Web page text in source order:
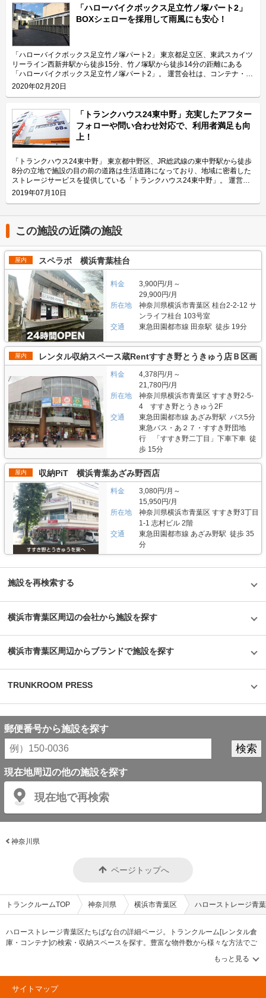
ージ北上野」の特長を教えてください。 東京メトロ日比谷線の入谷駅から
徒歩4分、JR山手線の鶯谷駅から徒歩10分の場所に位置する「ハローバイク
ガレージ北上野」。駅近なバイク駐車スペースであり、24時間365日ご利用
頂けます。広さ2.25帖・幅130cm・奥行き270cmのスペースをご用意して
おり、大型バイクの駐車にも対応可能です。また、屋内型トランクルーム
「ハローストレージ北上野」と隣接していてパーツやメンテナンス用品の収
納にご利用頂けます。ツーリングにお出掛する際にも大変便利です。 主に
どんな方がご利用されているのでしょうか？ 主に入谷駅周辺エリアを中心
とした近隣エリアの方々にご利用頂いています。「ハローバイクガレージ北
上野」は鶯谷や上野、稲荷町、田原町などからもアクセス良好なバイク専用
施設なので、近隣エリアのライダーから人気があります。大きめの駐車スペ
ースのため、アメリカンクルーザー、レーサー・スポーツタイプ、ビッグス
クーターなど、高級車や大型車の保管にもご利用頂いております。 セキュ
リティや安全面について教えてください。 「ハローバイクガレージ北上
野」は屋内タイプで雨風を防ぐことができ、また、電動シャッターや防犯カ
メラなどを設置しているためセキュリテイ面もしっかりしているので、盗難
やイタズラから愛車を守りたい、大切なバイクを雨風で汚したくない方にお
すすめです。 費用や契約について教えてください。 月額17,400円（税込）
の価格でバイク1台を駐車できます。施設の詳細な仕様については事前内覧
をおすすめ致します。ご契約の前に駐車スペースや立地など確認頂けます。
契約時はバイクのメーカー・車種・ナンバーを確認していますが、これから
バイクを購入する方はお問い合わせの際にお知らせください。時期によって
は使用料や事務手数料がお得になるキャンペーンも実施していますので、
LIFULLトランクルームのメール又は電話にてお問い合わせください。 編集
後記 「ハローバイクガレージ北上野」は駅から近くて万全なセキュリティ
はお早めにお問い合わせした方が良さそうだ。 運営会社は東証マザーズ上
場企業でもあるエリアリンク株式会社。2016年頃、西東京エリアで試験的
にはじめた駐車場タイプのバイクパーキングは当初ここまでの拡大を予想し
ていなかったとのことだが、順調に拡大を続け、現在、都内を中心に1,000
台分ほどスペースを管理している（2020年1月現在）。その運営ノウハウが
ある「ハローバイクガレージ北上野」は、誰もが安心して利用できる施設な
ので、愛車を守りたい近隣エリアの方は要チェックなスポットではないかと
思った。
「ハローバイクボックス足立竹ノ塚パート2」
BOXシェローを採用して雨風にも安心！
「ハローバイクボックス足立竹ノ塚パート2」 東京都足立区、東武スカイツ
リーライン西新井駅から徒歩15分、竹ノ塚駅から徒歩14分の距離にある
「ハローバイクボックス足立竹ノ塚パート2」。 運営会社は、コンテナ・ス
トレージ業界でトップレベルのシェアを誇り、東証マザーズにも上場してい
るエリアリンク株式会社です。 今回は、エリアリンク株式会社が運営して
ご紹介致します。 「ハローバイクボックス足立竹ノ塚パート2」の特長を教
えてください。 ボックスタイプの「ハローバイクボックス足立竹ノ塚パー
ト2」は、国道4号線から車でアクセスしやすい立地にある施設です。 広さ2
帖・幅110cm・奥行き252cm・高さ197cmのバイクボックスが17室ご用意
しており、24時間365日自由にご利用頂けます。 エリアリンク株式会社の
「ハローバイクボックス」は全国のライダー様から愛されているBOXシェ
ローを採用した施設のため、風雨による汚れや浸食に強いのが特長です。幅
広いラダーレールが付いており、バイクの乗り入れが簡単です。また、ボッ
クス内には棚を設置しておりますので、ヘルメットなどの小物を置くことも
可能です。パーツやメンテナンス用品も収納できるのでとても便利です。
主にどんな方がご利用されているのでしょうか？ 東武伊勢崎線やつくばエ
クスプレス線が通る足立区内にお住いのライダーの方を中心にご利用頂いて
おります。主にアメリカンクルーザーやビッグスクーター、レーサー・スポ
ーツタイプなど高級車又は大型車の保管が多くみられます。 セキュリティ
や安全面について教えてください。 「ハローバイクボックス足立竹ノ塚パ
ート2」はBOXシェローを採用した施設のため屋外タイプのバイクパーキン
グと違って雨風を防ぐことができ、盗難のリスクも抑えることができます。
各バイクボックスにバイクを収納するタイプなので、他の方のバイクを気に
する必要がありません。セキュリティ面としてバイクボックスの扉に南京錠
をつけており、安心してバイクを保管できる収納スペースです。また、施設
内には外灯照明も完備していますので、夜間でもバイクを出し入れしやすい
環境です。 費用や契約について教えてください。 月額11,300円（税込）の
価格でバイクボックスをご利用頂けます。「ハローバイクボックス足立竹ノ
塚パート2」は施設見学が可能なので、バイクボックスの大きさや立地が気
になる方は見学を申し込みください。契約時はバイクのナンバーを確認して
います。これからバイクを購入する方はお問い合わせの際にお知らせくださ
い。時期によっては月額使用料や事務手数料がお得になるキャンペーンも実
施していますので、LIFULLトランクルームの施設詳細ページをご覧くださ
い。 編集後記 現在、都内を中心に約1,000台（2020年1月現在）のバイク専
用スペースを管理しているエリアリンク株式会社。2016年頃、西東京エリ
アで試験的にはじめた駐車場タイプのバイクパーキングは当初ここまでの拡
大を予想していなかったとのことだが、順調に拡大を続けているという。人
気施設の一つである足立区の「ハローバイクボックス足立竹ノ塚パート2」
は、風雨による汚れや浸食防止に強いBOXシェローを採用しており、東証
マザーズ上場企業が運営しているバイク専用のスペースなので、安心して利
用できると思った。
2020年02月20日
「トランクハウス24東中野」充実したアフター
フォローや問い合わせ対応で、利用者満足も向
上！
「トランクハウス24東中野」 東京都中野区、JR総武線の東中野駅から徒歩
8分の立地で施設の目の前の道路は生活道路になっており、地域に密着した
ストレージサービスを提供している「トランクハウス24東中野」。 運営会
社はエリアリンク株式会社。コンテナ・ストレージ業界でトップシェアを誇
り、東証マザーズにも上場している会社です。全国に展開しているレンタル
に利用されています。 今回は、エリアリンク株式会社が運営している「ト
ランクハウス24東中野」の特徴や利用用途の傾向、会社の想いなどをご紹
介します。 トランクハウス24東中野の特徴を教えてください。 2018年12
月にオープンした「トランクハウス24東中野」。1階〜4階まで1軒まるごと
トランクルームで、部屋の大きさは0.9帖のコンパクトサイズから9.8帖の大
きいサイズまで展開しています。24時間365日利用でき、セキュリティも空
調も最新設備を整えているため、衣類・本・季節物などの荷物から大型家具
や機材・備品など法人利用まで幅広い用途にご利用いただけます。 主にど
んな方がご利用されているのでしょうか？ お客様は店舗から1.5キロ圏内に
お住いの方がほとんどです。他社であれば3キロ圏内程か車で移動する場所
にあることが多いのですが、「トランクハウス24」は住宅街の生活道路に
面しているため地域に密着した運営ができています（ご自宅から車で荷物を
運送するサービスも利用可能）。また、利用用途で多いのはファミリー層の
他、都心の店舗は一人暮らしの若い方や女性、法人企業にも利用いただいて
います。任意に調査したユーザーインタビューでは「一度使うと便利さが分
かった」という声も多く、衣類や本などの趣味や生活用品を自宅以外の押入
れに入れておく感覚で中長期的に利用されている傾向があります。 セキュ
リティや安全面について教えてください。 トランクハウス24で細心の注意
を払っているのが空気の流れ。外が寒いから中は暖かくではなく、結露やカ
ビができないように温度調整が必要で、その鍵を握るのが、各階に数点設置
しているサーキュレーター。風を送り込み部屋の空気を循環させることで荷
物を保管するのに最適な環境を1年中作り出しています。また、トランクハ
ウス24東中野店では、スマートキーや専用アプリによる鍵の解錠施錠にも
対応。警備会社と契約をしているため、万が一のことがあっても対応できる
ことはもちろん、小さなトラブルでも問い合わせれば、自社の物件管理部隊
がすぐに駆けつける体制も整備しています。 費用や契約について教えてく
ださい。 簡単手続き。スマートキーを採用したことで、その場で専用アプ
リを使って施設のエントランスキーを解錠でき、スタッフの立会いがなくて
もスムーズに内覧できます。また、Webやスマホのみでも契約申し込みが
できるので、最短即日利用も可能です。不明点があれば、お気軽にお問い合
わせください。 編集後記 誰もが知っているキャラクター「キティちゃん」
がビル正面に大きく貼られているトランクハウス24。インパクトがありな
がらも、街の景色に馴染んでいる親しみやすい印象を受けた。2018年から
開始した新しいトランクルームのサービスだが、そのはじめたきっかけをお
聞きすると、よりお客様に寄り添ったトランクルームを提供したかったから
という声が返ってきた。もともと同社は屋外のコンテナ型トランクルームで
ら伺う必要があった。その点、屋内型のトランクルームは住宅エリアにて使
いたいときに使える場所にあるという利点があり、女性が使いずらいという
イメージも安心のセキュリティやクリーンで清潔な部屋といった機能面でも
カバーしている。一度使ってみるとその便利さが気に入り、長く継続して使
©1976,2019SANRIOCO.,LTD.APPROVALNO.G601228
2019年07月10日
この施設の近隣の施設
屋内 スペラボ 横浜青葉桂台
料金
3,900円/月～
29,900円/月
所在地
神奈川県横浜市青葉区 桂台2-2-12 サ
ンライフ桂台 103号室
交通
東急田園都市線 田奈駅 徒歩 19分
屋内 レンタル収納スペース蔵Rentすすき野とうきゅう店Ｂ区画
料金
4,378円/月～
21,780円/月
所在地
神奈川県横浜市青葉区 すすき野2-5-
4 すすき野とうきゅう2F
交通
東急田園都市線 あざみ野駅 バス5分
東急バス・あ２７・すすき野団地
行 「すすき野二丁目」下車下車 徒
歩 15分
屋内 収納PiT 横浜青葉あざみ野西店
料金
3,080円/月～
15,950円/月
所在地
神奈川県横浜市青葉区 すすき野3丁目
1-1 志村ビル 2階
交通
東急田園都市線 あざみ野駅 徒歩 35
分
施設を再検索する
横浜市青葉区周辺の会社から施設を探す
横浜市青葉区周辺からブランドで施設を探す
TRUNKROOM PRESS
郵便番号から施設を探す
現在地周辺の他の施設を探す
現在地で再検索
神奈川県
ページトップへ
トランクルームTOP 神奈川県 横浜市青葉区 ハローストレージ青
ハローストレージ青葉区たちばな台の詳細ページ。トランクルーム[レンタル倉
庫・コンテナ]の検索・収納スペースを探す。豊富な物件数から様々な方法でご
希望の収納スペースを簡単に探せるトランクルーム情報サイトです。ハロース
トレージ青葉区たちばな台の住所・最寄りの駅、物件タイプのご紹介や料金
表、お得なキャンペーン情報もあります。気になる物件タイプを見つけたら、
メールか電話でお問合せが可能です（無料）。
サイトマップ